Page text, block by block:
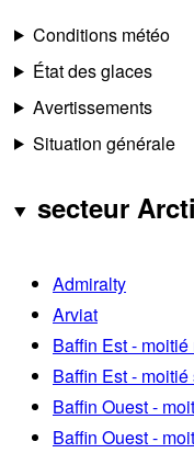
Conditions météo
État des glaces
Avertissements
Situation générale
secteur
Admiralty
Arviat
Baffin Est - moitié
Baffin Est - moitié
Baffin Ouest -
Baffin Ouest -